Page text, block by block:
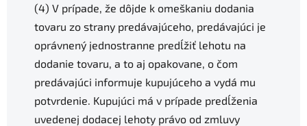
(4) V prípade, že dôjde k omeškaniu dodania
tovaru zo strany predávajúceho, predávajúci je
oprávnený jednostranne predĺžiť lehotu na
dodanie tovaru, a to aj opakovane, o čom
predávajúci informuje kupujúceho a vydá mu
potvrdenie. Kupujúci má v prípade predĺženia
uvedenej dodacej lehoty právo od zmluvy